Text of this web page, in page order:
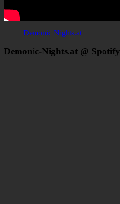
Demonic-Nights.at
Demonic-Nights.at @ Spotify